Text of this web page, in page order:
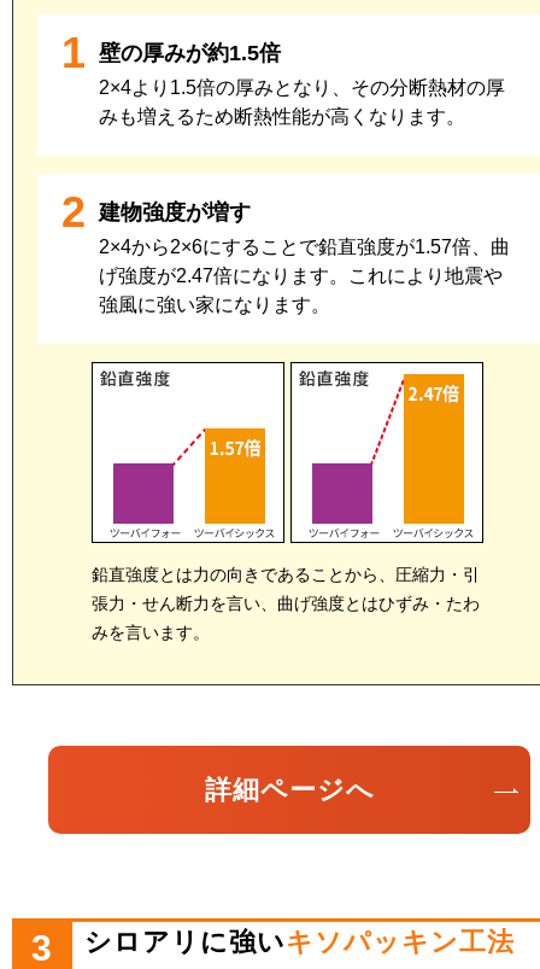
1 壁の厚みが約1.5倍
2×4より1.5倍の厚みとなり、その分断熱材の厚
みも増えるため断熱性能が高くなります。
2 建物強度が増す
2×4から2×6にすることで鉛直強度が1.57倍、曲
げ強度が2.47倍になります。これにより地震や
強風に強い家になります。
鉛直強度とは力の向きであることから、圧縮力・引
張力・せん断力を言い、曲げ強度とはひずみ・たわ
みを言います。
詳細ページへ
3 シロアリに強いキソパッキン工法